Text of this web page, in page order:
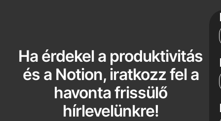
Ha érdekel a produktivitás
és a Notion, iratkozz fel a
havonta frissülő
hírlevelünkre!